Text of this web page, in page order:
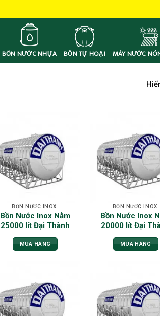
BỒN NƯỚC NHỰA BỒN TỰ HOẠI MÁY NƯỚC
BỒN NƯỚC INOX
Bồn Nước Inox Nằm
25000 lít Đại Thành
MUA HÀNG
BỒN NƯỚC INOX
Bồn Nước Inox
20000 lít Đại
MUA HÀNG